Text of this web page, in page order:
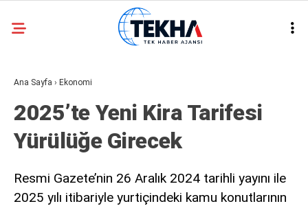
30.1
ASAYIŞ
GÜNDEM
EKONOMI
Ana Sayfa › Ekonomi
2025’te Yeni Kira Tarifesi
Yürülüğe Girecek
Resmi Gazete’nin 26 Aralık 2024 tarihli yayını ile
2025 yılı itibariyle yurtiçindeki kamu konutlarının